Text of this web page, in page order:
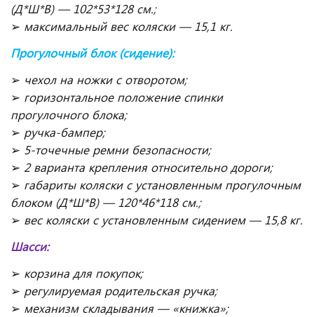
(Д*Ш*В) — 102*53*128 см.;
➢ максимальный вес коляски — 15,1 кг.
Прогулочный блок (сидение):
➢ чехол на ножки с отворотом;
➢ горизонтальное положение спинки
прогулочного блока;
➢ ручка-бампер;
➢ 5-точечные ремни безопасности;
➢ 2 варианта крепления относительно дороги;
➢ габариты коляски с установленным прогулочным
блоком (Д*Ш*В) — 120*46*118 см.;
➢ вес коляски с установленным сидением — 15,8 кг.
Шасси:
➢ корзина для покупок;
➢ регулируемая родительская ручка;
➢ механизм складывания — «книжка»;